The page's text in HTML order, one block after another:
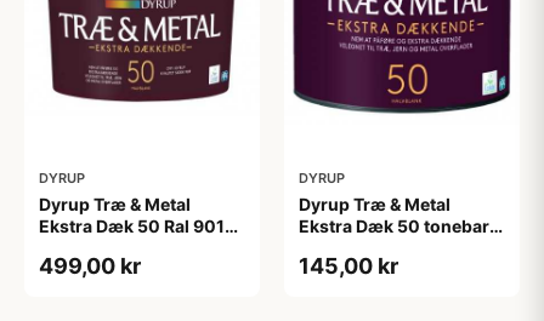
DYRUP
Dyrup Træ & Metal
Ekstra Dæk 50 Ral 9010
499,00 kr
DYRUP
Dyrup Træ & Metal
Ekstra Dæk 50 tonebar
145,00 kr